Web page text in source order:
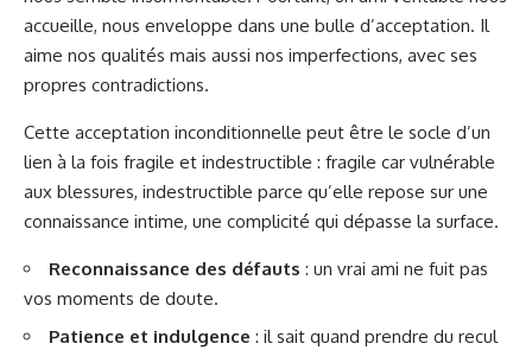
accueille, nous enveloppe dans une bulle d’acceptation. Il
aime nos qualités mais aussi nos imperfections, avec ses
propres contradictions.
Cette acceptation inconditionnelle peut être le socle d’un
lien à la fois fragile et indestructible : fragile car vulnérable
aux blessures, indestructible parce qu’elle repose sur une
connaissance intime, une complicité qui dépasse la surface.
Reconnaissance des défauts : un vrai ami ne fuit pas
vos moments de doute.
Patience et indulgence : il sait quand prendre du recul